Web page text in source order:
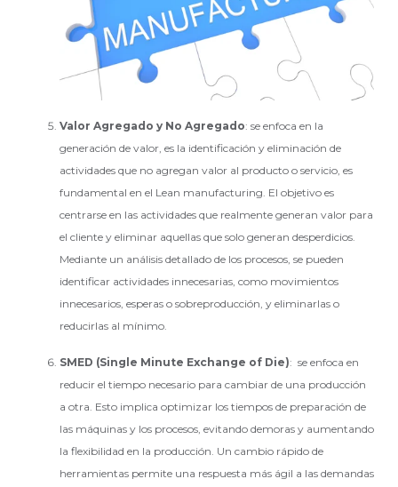
Valor Agregado y No Agregado: se enfoca en la
generación de valor, es la identificación y eliminación de
actividades que no agregan valor al producto o servicio, es
fundamental en el Lean manufacturing. El objetivo es
centrarse en las actividades que realmente generan valor para
el cliente y eliminar aquellas que solo generan desperdicios.
Mediante un análisis detallado de los procesos, se pueden
identificar actividades innecesarias, como movimientos
innecesarios, esperas o sobreproducción, y eliminarlas o
reducirlas al mínimo.
SMED (Single Minute Exchange of Die): se enfoca en
reducir el tiempo necesario para cambiar de una producción
a otra. Esto implica optimizar los tiempos de preparación de
las máquinas y los procesos, evitando demoras y aumentando
la flexibilidad en la producción. Un cambio rápido de
herramientas permite una respuesta más ágil a las demandas